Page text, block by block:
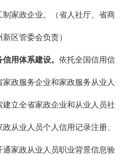
家政企业。（省人社厅、省商
区管委会负责）
用体系建设。 依托全国信用信
政服务企业和家政服务从业人
建立全省家政企业和从业人员社
从业人员个人信用记录注册、
家政从业人员职业背景信息验